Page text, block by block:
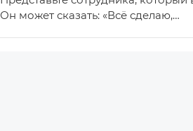
Он может сказать: «Всё сделаю,…